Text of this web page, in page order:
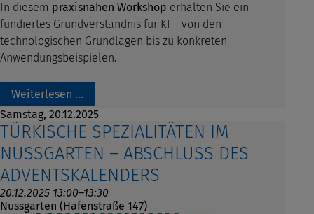
In diesem praxisnahen Workshop erhalten Sie ein
fundiertes Grundverständnis für KI – von den
technologischen Grundlagen bis zu konkreten
Anwendungsbeispielen.
Weiterlesen …
Samstag, 20.12.2025
TÜRKISCHE SPEZIALITÄTEN IM
NUSSGARTEN – ABSCHLUSS DES
ADVENTSKALENDERS
20.12.2025 13:00–13:30
Nussgarten (Hafenstraße 147)